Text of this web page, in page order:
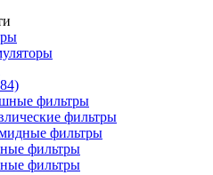
фильтры
фильтры
фильтры
фильтры
фильтры